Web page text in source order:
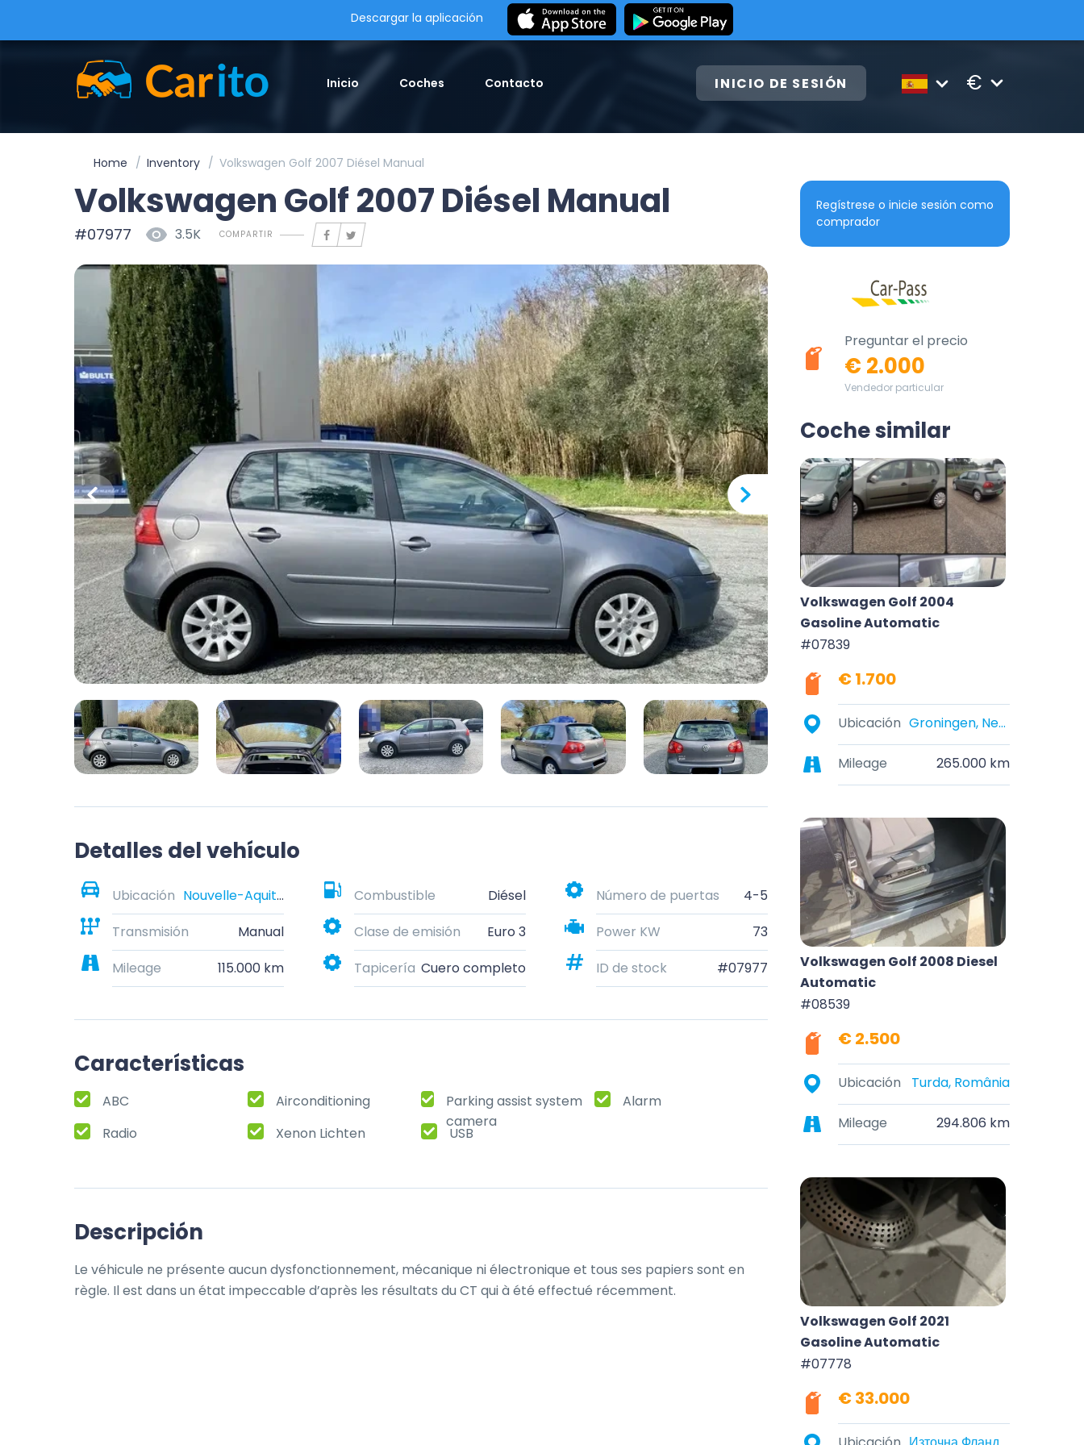
Descargar la aplicación
Inicio Coches Contacto INICIO DE SESIÓN €
Home Inventory Volkswagen Golf 2007 Diésel Manual
Volkswagen Golf 2007 Diésel Manual
#07977 3.5K COMPARTIR
Detalles del vehículo
Ubicación Nouvelle-Aquitaine, France Combustible Diésel Número de puertas
4-5
Transmisión
Manual Clase de emisión Euro 3 Power KW
73
Mileage
115.000 km Tapicería Cuero completo ID de stock #07977
Características
ABC Airconditioning
Parking assist system
camera
Alarm
Radio
Xenon Lichten USB
Descripción
Le véhicule ne présente aucun dysfonctionnement, mécanique ni électronique et tous ses papiers sont en
règle. Il est dans un état impeccable d’après les résultats du CT qui à été effectué récemment.
Regístrese o inicie sesión como
comprador
Preguntar el precio
€ 2.000
Vendedor particular
Coche similar
Volkswagen Golf 2004
Gasoline Automatic
#07839
€ 1.700
Ubicación Groningen, Nederland
Mileage 265.000 km
Volkswagen Golf 2008 Diesel
Automatic
#08539
€ 2.500
Ubicación Turda, România
Mileage 294.806 km
Volkswagen Golf 2021
Gasoline Automatic
#07778
€ 33.000